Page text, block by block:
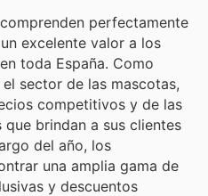
perfectamente
excelente valor a los
toda España. Como
sector de las mascotas,
competitivos y de las
brindan a sus clientes
del año, los
una amplia gama de
y descuentos